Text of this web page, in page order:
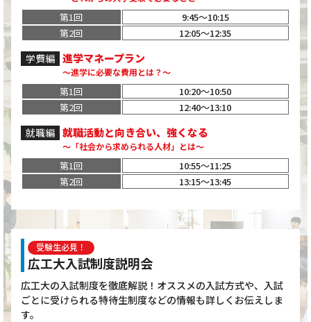
第1回
9:45～10:15
第2回
12:05～12:35
学費編 進学マネープラン
～進学に必要な費用とは？～
第1回
10:20～10:50
第2回
12:40～13:10
就職編 就職活動と向き合い、強くなる
～「社会から求められる人材」とは～
第1回
10:55～11:25
第2回
13:15～13:45
受験生必見！
広工大入試制度説明会
広工大の入試制度を徹底解説！オススメの入試方式や、入試
ごとに受けられる特待生制度などの情報も詳しくお伝えしま
す。